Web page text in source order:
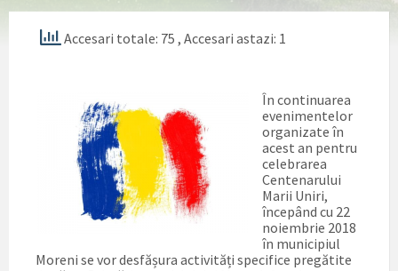
Accesari totale: 75 , Accesari astazi: 1
În continuarea
evenimentelor
organizate în
acest an pentru
celebrarea
Centenarului
Marii Uniri,
începând cu 22
noiembrie 2018
în municipiul
Moreni se vor desfășura activități specifice pregătite